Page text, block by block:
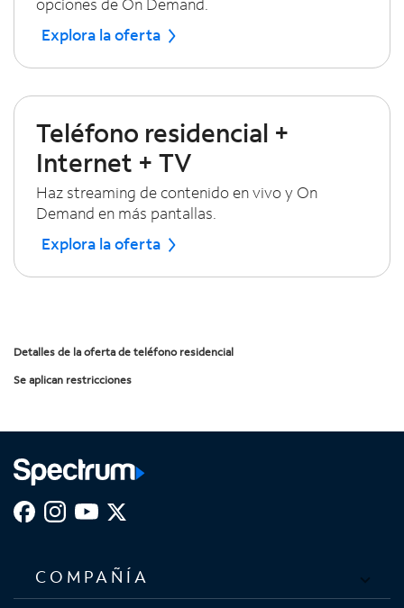
Explora la oferta
Teléfono residencial +
Internet + TV
Haz streaming de contenido en vivo y On
Demand en más pantallas.
Explora la oferta
Detalles de la oferta de teléfono residencial
Se aplican restricciones
COMPAÑÍA